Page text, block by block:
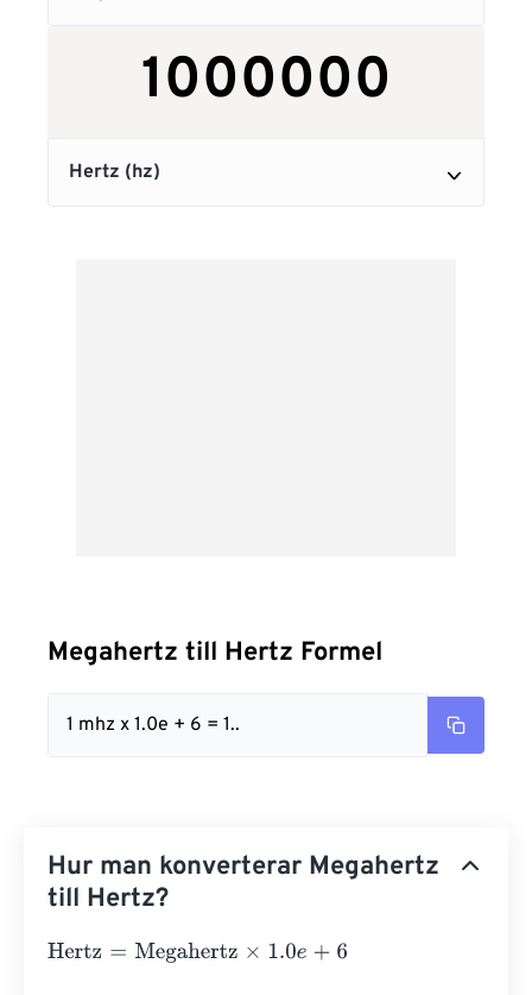
Megahertz till Hertz Formel
1 mhz x 1.0e + 6 = 1..
Hur man konverterar Megahertz
till Hertz?
Hertz= Megahertz×1.0e +6